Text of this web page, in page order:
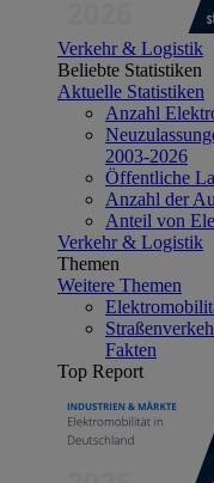
Verkehr & Logistik
Beliebte Statistiken
Aktuelle Statistiken
Anzahl
2003-2026
Öffentliche
Anzahl der
Anteil von
Verkehr & Logistik
Themen
Weitere Themen
Fakten
Top Report